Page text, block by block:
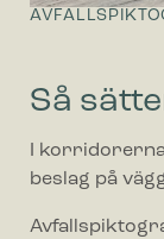
Så
I
beslag på